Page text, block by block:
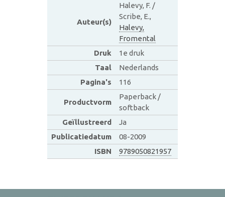
Auteur(s)
Halevy, F. /
Scribe, E.,
Halevy,
Fromental
Druk
1e druk
Taal
Nederlands
Pagina's
116
Productvorm
Paperback /
softback
Geïllustreerd
Ja
Publicatiedatum
08-2009
ISBN
9789050821957